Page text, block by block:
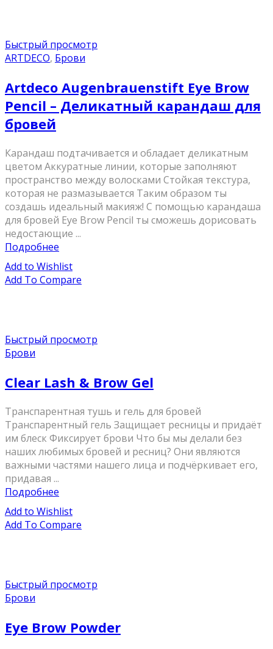
Быстрый просмотр
ARTDECO, Брови
Artdeco Augenbrauenstift Eye Brow
Pencil – Деликатный карандаш для
бровей
Карандаш подтачивается и обладает деликатным
цветом Аккуратные линии, которые заполняют
пространство между волосками Стойкая текстура,
которая не размазывается Таким образом ты
создашь идеальный макияж! С помощью карандаша
для бровей Eye Brow Pencil ты сможешь дорисовать
недостающие ...
Подробнее
Add to Wishlist
Add To Compare
Быстрый просмотр
Брови
Clear Lash & Brow Gel
Транспарентная тушь и гель для бровей
Транспарентный гель Защищает ресницы и придаёт
им блеск Фиксирует брови Что бы мы делали без
наших любимых бровей и ресниц? Они являются
важными частями нашего лица и подчёркивает его,
придавая ...
Подробнее
Add to Wishlist
Add To Compare
Быстрый просмотр
Брови
Eye Brow Powder